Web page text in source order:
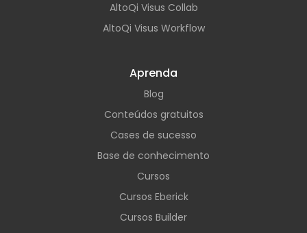
AltoQi Visus Collab
AltoQi Visus Workflow
Aprenda
Blog
Conteúdos gratuitos
Cases de sucesso
Base de conhecimento
Cursos
Cursos Eberick
Cursos Builder